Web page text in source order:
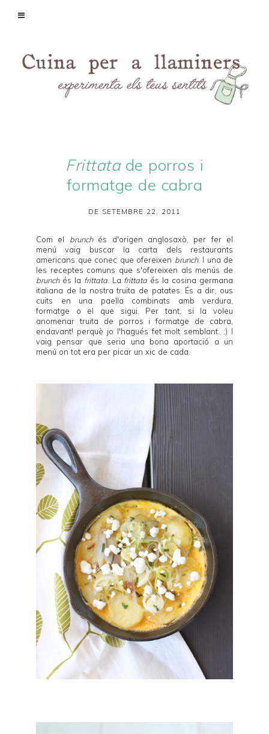
Frittatade porros i
formatge de cabra
DE SETEMBRE 22, 2011
Com el brunchés d'origen anglosaxò, per fer el
menú vaig buscar la carta dels restaurants
americans que conec que ofereixen brunch. I una de
les receptes comuns que s'ofereixen als menús de
brunchés la frittata. La frittata és la cosina germana
italiana de la nostra truita de patates. És a dir, ous
cuits en una paella combinats amb verdura,
formatge o el que sigui. Per tant, si la voleu
anomenar truita de porros i formatge de cabra,
endavant! perquè jo l'hagués fet molt semblant. ;) I
vaig pensar que seria una bona aportació a un
menú on tot era per picar un xic de cada.